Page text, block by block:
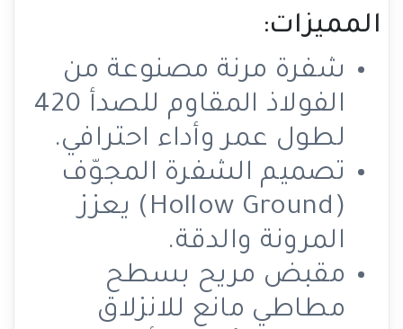
المميزات:
شفرة مرنة مصنوعة من
الفولاذ المقاوم للصدأ 420
لطول عمر وأداء احترافي.
تصميم الشفرة المجوّف
(Hollow Ground) يعزز
المرونة والدقة.
مقبض مريح بسطح
مطاطي مانع للانزلاق